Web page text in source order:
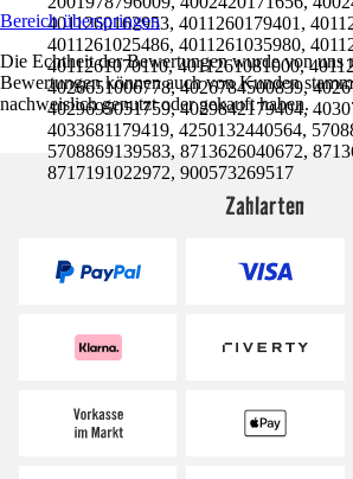
4011260162953, 4011260179401,
4011261025486, 4011261035980,
4011261070110, 4011261081000,
4026651006778, 4026784500839,
4029695051759, 4029842179404,
4033681179419, 4250132440564,
5708869139583, 8713626040672,
8717191022972, 900573269517
Bereich überspringen
Die Echtheit der Bewertungen wurde von uns
Bewertungen können auch von Kunden
nachweislich genutzt oder gekauft haben.
Zahlarten